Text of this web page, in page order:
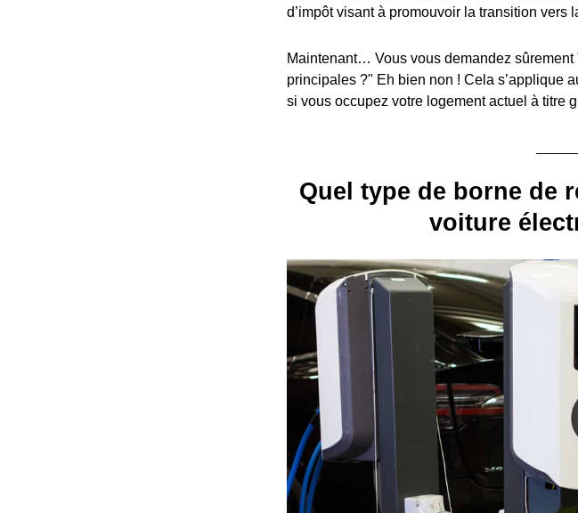
d’impôt visant à promouvoir la transition vers
Maintenant… Vous vous demandez sûrement
principales ?" Eh bien non ! Cela s’applique
si vous occupez votre logement actuel à titre
Quel type de borne de
voiture